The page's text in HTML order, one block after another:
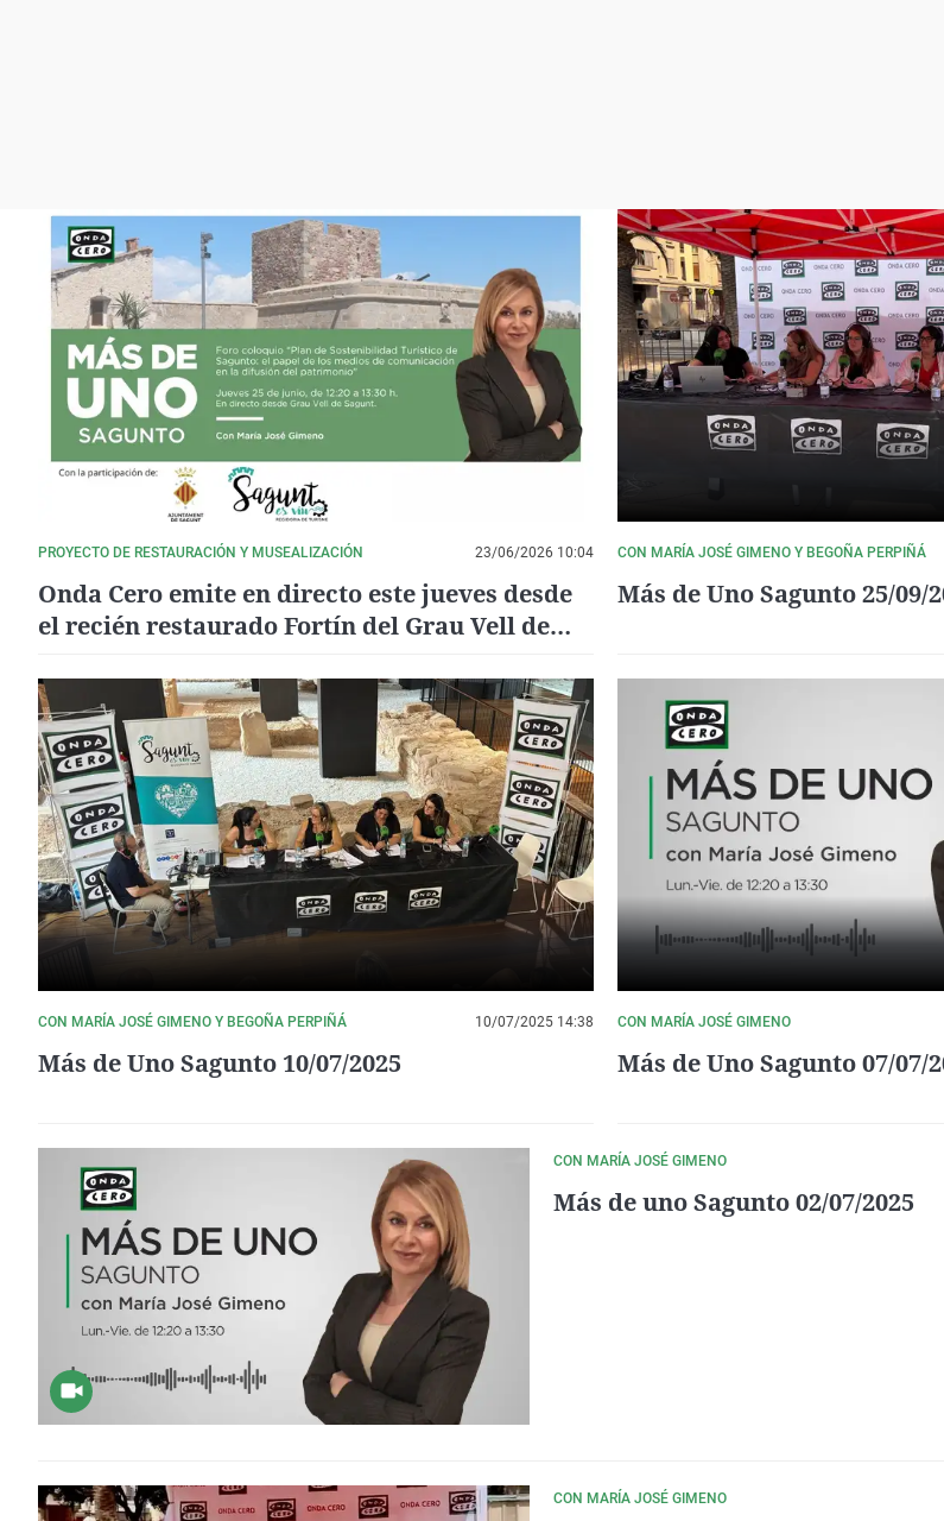
PROYECTO DE RESTAURACIÓN Y MUSEALIZACIÓN 23/06/2026 10:04
Onda Cero emite en directo este jueves desde
el recién restaurado Fortín del Grau Vell de
CON MARÍA JOSÉ GIMENO Y BEGOÑA PERPIÑÁ
Más de Uno Sagunto 25/09/
CON MARÍA JOSÉ GIMENO Y BEGOÑA PERPIÑÁ 10/07/2025 14:38
Más de Uno Sagunto 10/07/2025
CON MARÍA JOSÉ GIMENO
Más de Uno Sagunto 07/07/
CON MARÍA JOSÉ GIMENO
Más de uno Sagunto 02/07/2025
CON MARÍA JOSÉ GIMENO